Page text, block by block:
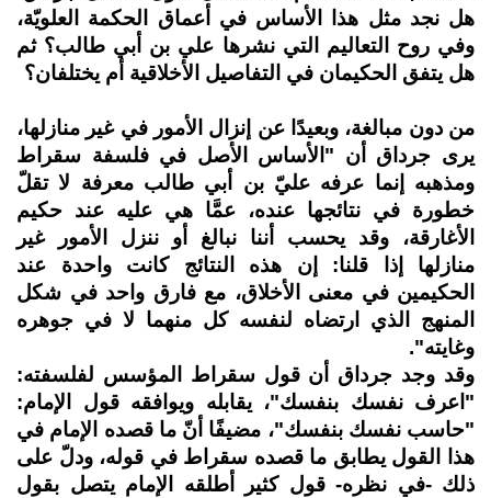
هل نجد مثل هذا الأساس في أعماق الحكمة العلويّة،
وفي روح التعاليم التي نشرها علي بن أبي طالب؟ ثم
هل يتفق الحكيمان في التفاصيل الأخلاقية أم يختلفان؟
من دون مبالغة، وبعيدًا عن إنزال الأمور في غير منازلها،
يرى جرداق أن "الأساس الأصل في فلسفة سقراط
ومذهبه إنما عرفه عليّ بن أبي طالب معرفة لا تقلّ
خطورة في نتائجها عنده، عمَّا هي عليه عند حكيم
الأغارقة، وقد يحسب أننا نبالغ أو ننزل الأمور غير
منازلها إذا قلنا: إن هذه النتائج كانت واحدة عند
الحكيمين في معنى الأخلاق، مع فارق واحد في شكل
المنهج الذي ارتضاه لنفسه كل منهما لا في جوهره
وغايته".
وقد وجد جرداق أن قول سقراط المؤسس لفلسفته:
"اعرف نفسك بنفسك"، يقابله ويوافقه قول الإمام:
"حاسب نفسك بنفسك"، مضيفًا أنّ ما قصده الإمام في
هذا القول يطابق ما قصده سقراط في قوله، ودلّ على
ذلك -في نظره- قول كثير أطلقه الإمام يتصل بقول